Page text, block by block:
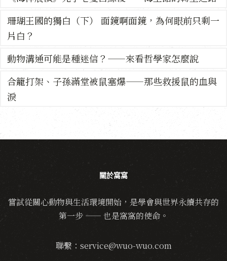
珊瑚王國的獨白（下） 面鏡啊面鏡，為何眼前只剩一
片白？
動物溝通可能是種迷信？——來看哲學家怎麼說
合籠打架、子孫滿堂被鼠塞爆——那些救援鼠的血與
淚
關於窩窩
嘗試從關心動物與生活環境開始，是學會與世界永續共存的
第一步 —— 也是窩窩的使命。
聯繫：service@wuo-wuo.com